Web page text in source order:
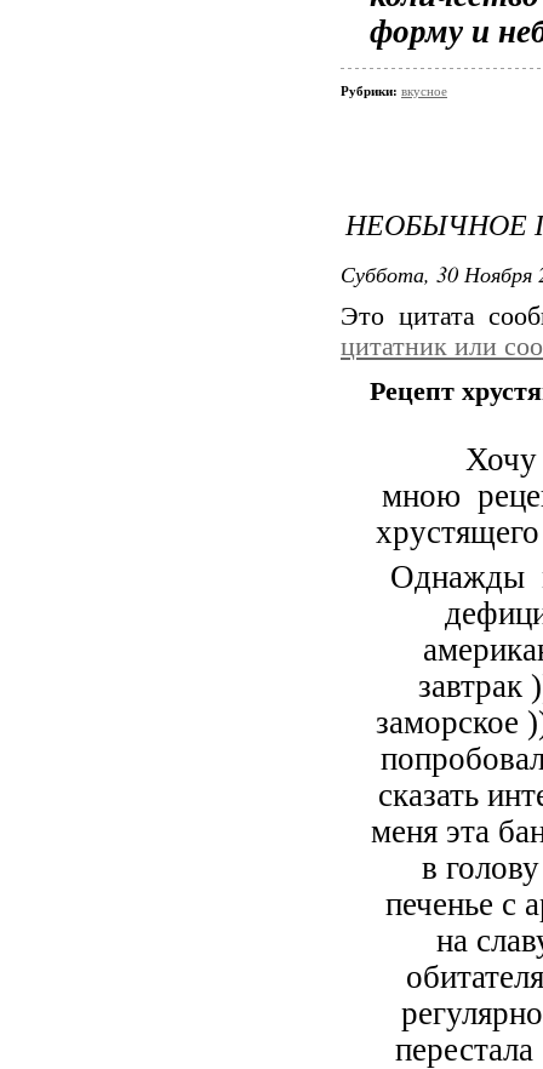
форму и
Рубрики: вкусное
НЕОБЫЧНОЕ
Суббота, 30 Ноября
Это цитата
цитатник или
Рецепт
Хочу
мною
Однажды
заморское
сказать
меня эта
в
печенье с
на